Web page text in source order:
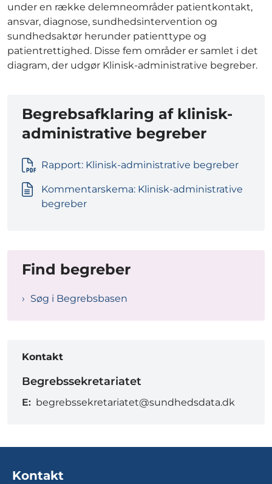
under en række delemneområder patientkontakt,
ansvar, diagnose, sundhedsintervention og
sundhedsaktør herunder patienttype og
patientrettighed. Disse fem områder er samlet i det
diagram, der udgør Klinisk-administrative begreber.
Begrebsafklaring af klinisk-
administrative begreber
Rapport: Klinisk-administrative begreber
Kommentarskema: Klinisk-administrative
begreber
Find begreber
Søg i Begrebsbasen
Kontakt
Begrebssekretariatet
E: begrebssekretariatet@sundhedsdata.dk
Kontakt